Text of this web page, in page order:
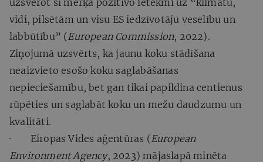
vidi, pilsētām un visu ES iedzīvotāju veselību un
labbūtību” (European Commission, 2022).
Ziņojumā uzsvērts, ka jaunu koku stādīšana
neaizvieto esošo koku saglabāšanas
nepieciešamību, bet gan tikai papildina centienus
rūpēties un saglabāt koku un mežu daudzumu un
kvalitāti.
· Eiropas Vides aģentūras (European
Environment Agency, 2023) mājaslapā minēta